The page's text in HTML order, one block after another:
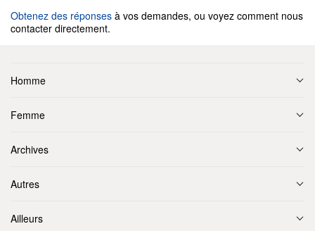
Obtenez des réponses à vos demandes, ou voyez comment nous
contacter directement.
Homme
Femme
Archives
Autres
Ailleurs